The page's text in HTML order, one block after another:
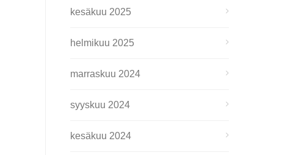
kesäkuu 2025
helmikuu 2025
marraskuu 2024
syyskuu 2024
kesäkuu 2024